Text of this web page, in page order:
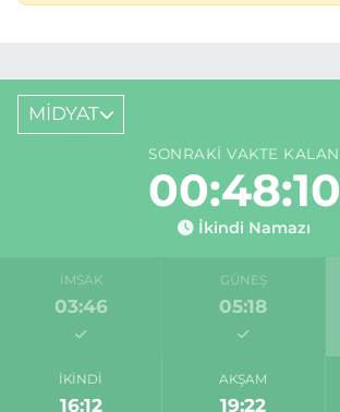
MİDYAT
SONRAKI VAKTE KALAN
00:48:10
İkindi Namazı
İMSAK
03:46
GÜNEŞ
05:18
İKINDI
16:12
AKŞAM
19:22